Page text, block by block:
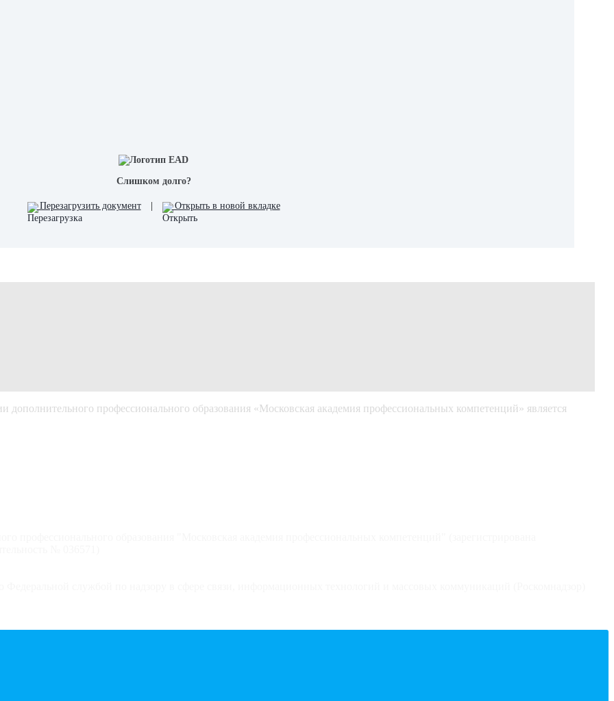
Слишком долго?
Перезагрузить документ | Открыть в новой вкладке
профессионального образования «Московская академия профессиональных компетенций» является